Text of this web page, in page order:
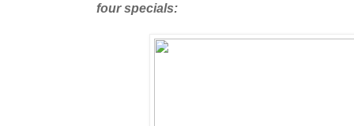
four specials: